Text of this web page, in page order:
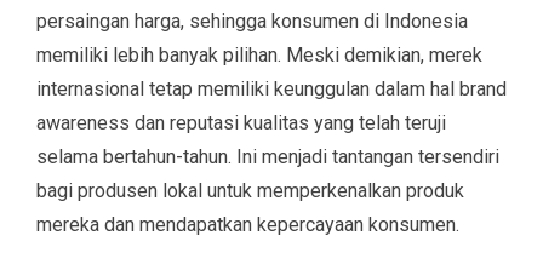
persaingan harga, sehingga konsumen di Indonesia
memiliki lebih banyak pilihan. Meski demikian, merek
internasional tetap memiliki keunggulan dalam hal brand
awareness dan reputasi kualitas yang telah teruji
selama bertahun-tahun. Ini menjadi tantangan tersendiri
bagi produsen lokal untuk memperkenalkan produk
mereka dan mendapatkan kepercayaan konsumen.